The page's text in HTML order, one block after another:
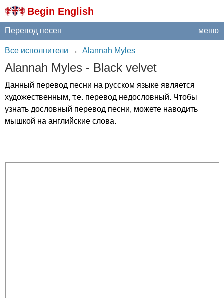
Begin English
меню
Перевод песен
Все исполнители → Alannah Myles
Alannah Myles - Black velvet
Данный перевод песни на русском языке является
художественным, т.е. перевод недословный. Чтобы
узнать дословный перевод песни, можете наводить
мышкой на английские слова.